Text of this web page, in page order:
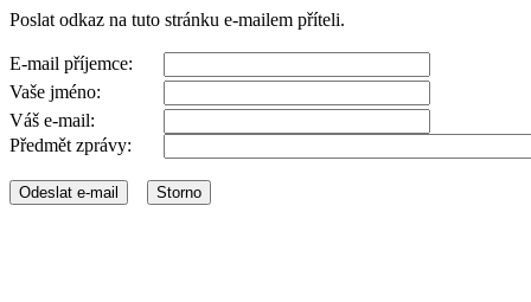
Poslat odkaz na tuto stránku e-mailem příteli.
E-mail příjemce:
Vaše jméno:
Váš e-mail:
Předmět zprávy: